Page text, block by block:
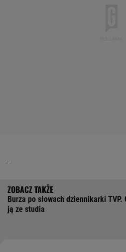
Burza po słowach dziennikarki TVP.
ją ze studia